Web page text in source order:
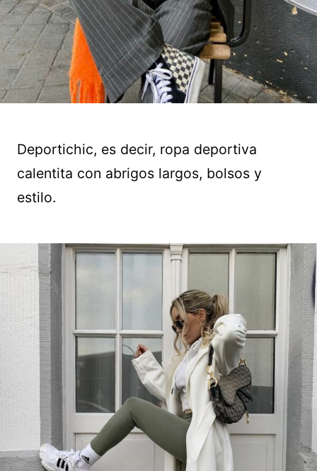
Deportichic, es decir, ropa deportiva
calentita con abrigos largos, bolsos y
estilo.